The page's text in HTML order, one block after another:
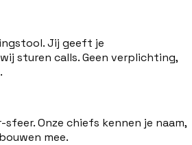
Jij geeft je
sturen calls. Geen verplichting,
Onze chiefs kennen je naam,
mee.